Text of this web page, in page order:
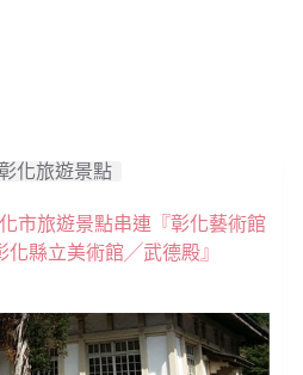
化旅遊景點
市旅遊景點串連『彰化藝術館
縣立美術館╱武德殿』